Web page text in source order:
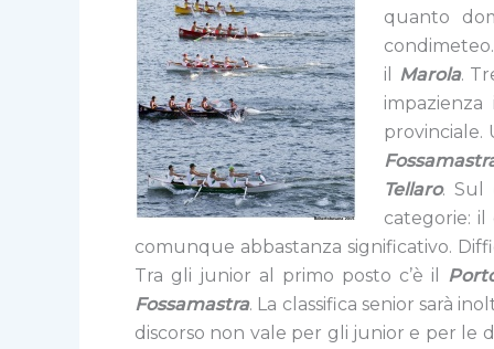
quanto
il
Marola.
provinciale.
Tellaro. Sul
categorie:
comunque abbastanza significativo.
Tra gli junior al primo posto c’è il
Fossamastra. La classifica senior sarà
discorso non vale per gli junior e per le